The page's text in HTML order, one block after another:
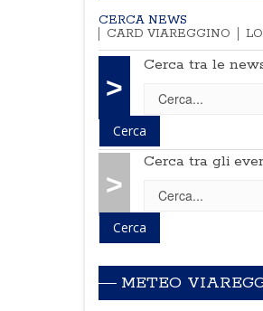
CERCA NEWS
CARD VIAREGGINO
>
Cerca tra le
>
Cerca tra gli
METEO